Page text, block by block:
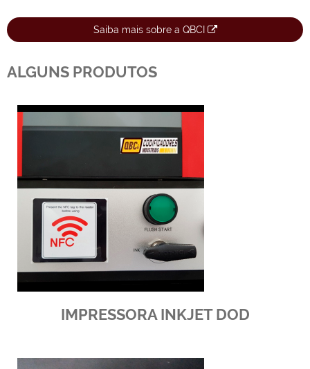
Saiba mais sobre a QBCI
ALGUNS PRODUTOS
IMPRESSORA INKJET DOD